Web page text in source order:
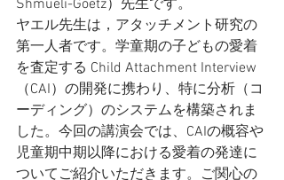
Shmueli-Goetz）先生です。
ヤエル先生は，アタッチメント研究の
第一人者です。学童期の子どもの愛着
を査定する Child Attachment Interview
（CAI）の開発に携わり、特に分析（コ
ーディング）のシステムを構築されま
した。今回の講演会では、CAIの概容や
児童期中期以降における愛着の発達に
ついてご紹介いただきます。ご関心の